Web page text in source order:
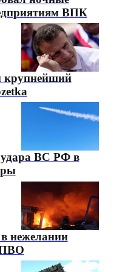
ВПК
крупнейший
удара ВС РФ в
нежелании
ПВО